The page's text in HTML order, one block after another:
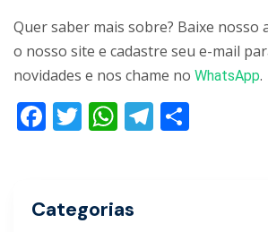
Quer saber mais sobre? Baixe nosso
o nosso site e cadastre seu e-mail
novidades e nos chame no WhatsApp.
Facebook
Twitter
WhatsApp
Telegram
Categorias